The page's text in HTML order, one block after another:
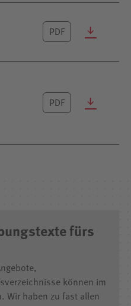
PDF
PDF
fürs
können im
Wir haben zu fast allen